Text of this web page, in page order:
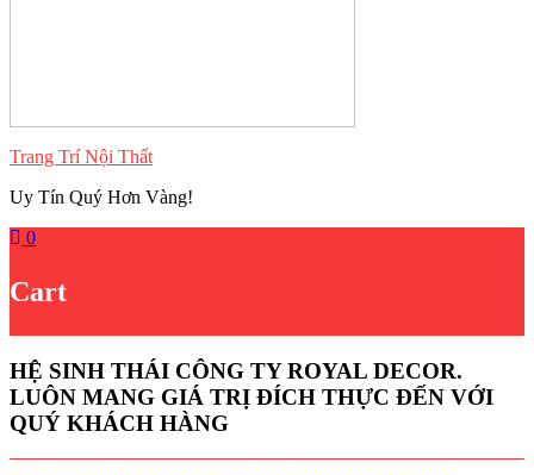
Trang Trí Nội Thất
Uy Tín Quý Hơn Vàng!
0
Cart
HỆ SINH THÁI CÔNG TY ROYAL DECOR.
LUÔN MANG GIÁ TRỊ ĐÍCH THỰC ĐẾN VỚI
QUÝ KHÁCH HÀNG